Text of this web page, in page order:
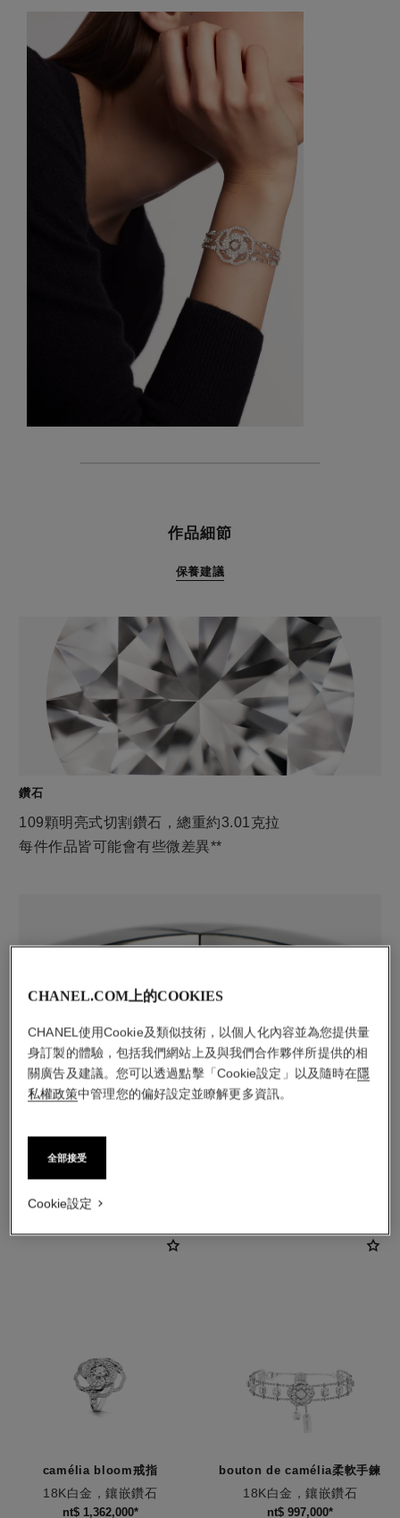
作品細節
保養建議
鑽石
109顆明亮式切割鑽石，總重約3.01克拉
每件作品皆可能會有些微差異**
材質
18K白金
camélia bloom戒指
18K白金，鑲嵌鑽石
編號J12369nt$ 1,362,000*
bouton de camélia柔軟手鍊
18K白金，鑲嵌鑽石
編號J12065nt$ 997,000*
CHANEL.COM上的COOKIES
CHANEL使用Cookie及類似技術，以個人化內容並為您提供量
身訂製的體驗，包括我們網站上及與我們合作夥伴所提供的相
關廣告及建議。您可以透過點擊「Cookie設定」以及隨時在隱
私權政策中管理您的偏好設定並瞭解更多資訊。
全部接受
Cookie設定